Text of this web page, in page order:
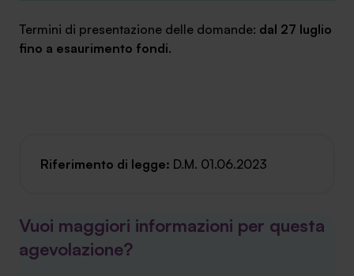
Termini di presentazione delle domande: dal 27 luglio
fino a esaurimento fondi.
Riferimento di legge: D.M. 01.06.2023
Vuoi maggiori informazioni per questa
agevolazione?